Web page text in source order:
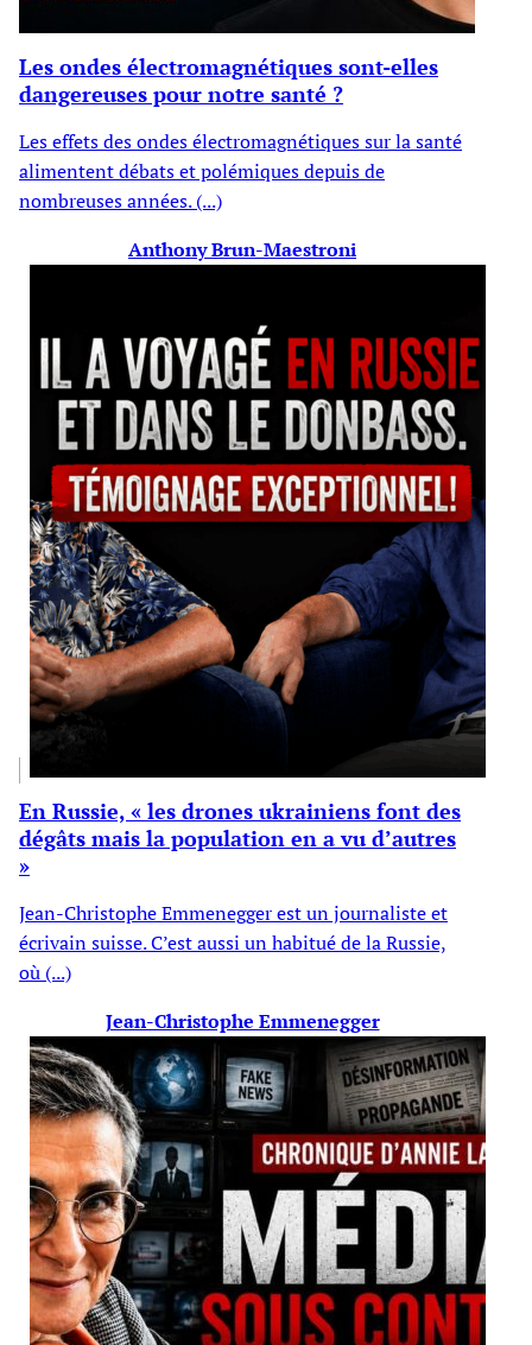
Les ondes électromagnétiques sont-elles
dangereuses pour notre santé ?
Les effets des ondes électromagnétiques sur la santé
alimentent débats et polémiques depuis de
nombreuses années. (...)
Anthony Brun-Maestroni
En Russie, « les drones ukrainiens font des
dégâts mais la population en a vu d’autres
»
Jean-Christophe Emmenegger est un journaliste et
écrivain suisse. C’est aussi un habitué de la Russie,
où (...)
Jean-Christophe Emmenegger